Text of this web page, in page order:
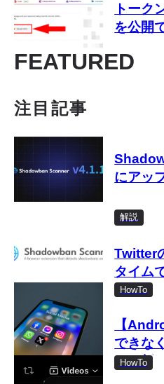
トーク
を公開
FEATURED
注目記事
にアッ
解説
Twitter
タイム
「
HowTo
【
できな
ない新
HowTo